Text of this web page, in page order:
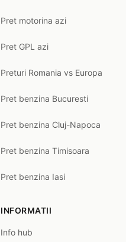
Pret motorina azi
Pret GPL azi
Preturi Romania vs Europa
Pret benzina Bucuresti
Pret benzina Cluj-Napoca
Pret benzina Timisoara
Pret benzina Iasi
INFORMATII
Info hub